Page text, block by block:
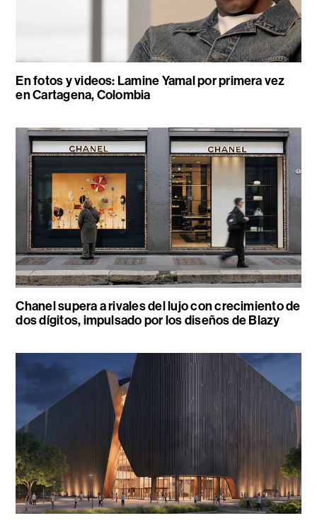
En fotos y videos: Lamine Yamal por primera vez
en Cartagena, Colombia
Chanel supera a rivales del lujo con crecimiento de
dos dígitos, impulsado por los diseños de Blazy